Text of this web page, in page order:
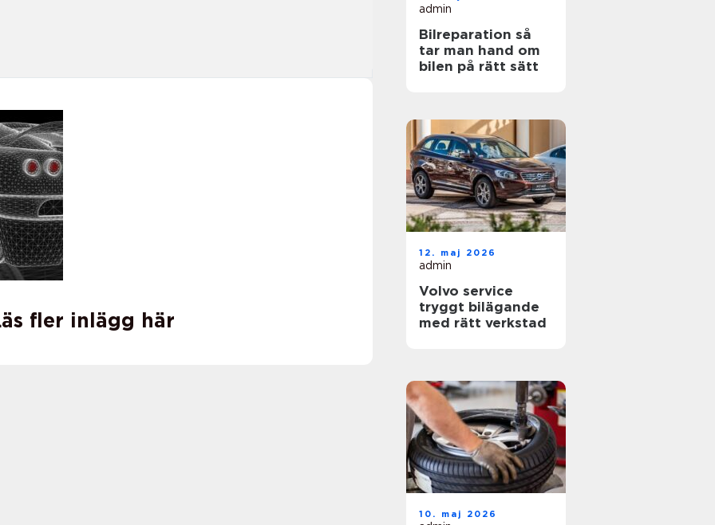
fler inlägg här
admin
Bilreparation så
tar man hand om
bilen på rätt sätt
12. maj 2026
admin
Volvo service
tryggt bilägande
med rätt verkstad
10. maj 2026